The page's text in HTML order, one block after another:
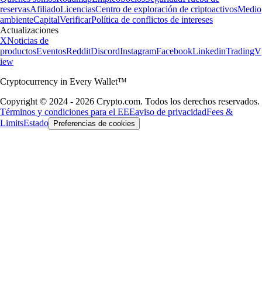
reservasAfiliadoLicenciasCentro de exploración de criptoactivosMedio
ambienteCapitalVerificarPolítica de conflictos de intereses
Actualizaciones
XNoticias de
productosEventosRedditDiscordInstagramFacebookLinkedinTradingV
iew
Cryptocurrency in Every Wallet™
Copyright © 2024 - 2026 Crypto.com. Todos los derechos reservados.
Términos y condiciones para el EEEaviso de privacidadFees &
LimitsEstado Preferencias de cookies